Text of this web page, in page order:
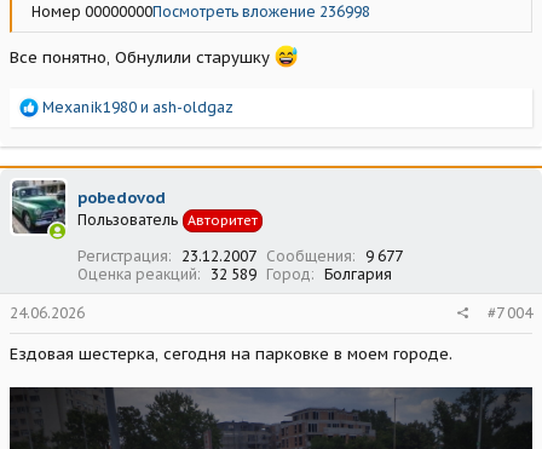
Номер 00000000Посмотреть вложение 236998
Все понятно, Обнулили старушку
Р
а
к
ц
и
и
Mexanik1980 и ash-oldgaz
pobedovod
Пользователь Авторитет
Регистрация 23.12.2007 Сообщения
9 677
Оценка реакций
32 589 Город Болгария
24.06.2026 #7 004
Ездовая шестерка, сегодня на парковке в моем городе.